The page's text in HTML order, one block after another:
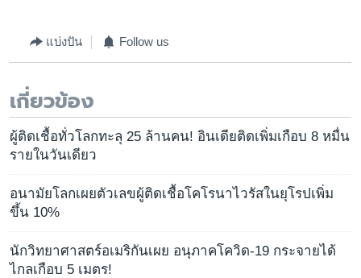
แบ่งปัน Follow us
เกี่ยวข้อง
ผู้ติดเชื้อทั่วโลกทะลุ 25 ล้านคน! อินเดียติดเพิ่มเกือบ 8 หมื่น
รายในวันเดียว
อนามัยโลกเผยตัวเลขผู้ติดเชื้อโคโรนาไวรัสในยุโรปเพิ่ม
ขึ้น 10%
นักวิทยาศาสตร์อเมริกันเผย อนุภาคโควิด-19 กระจายได้
ไกลเกือบ 5 เมตร!